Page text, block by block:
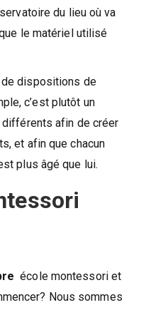
du lieu où va
le matériel utilisé
de dispositions de
c’est plutôt un
afin de créer
et afin que chacun
plus âgé que lui.
école montessori et
Nous sommes